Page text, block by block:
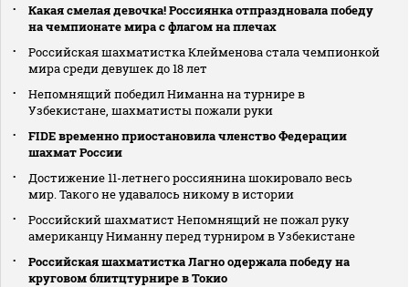
Какая смелая девочка! Россиянка отпраздновала победу
на чемпионате мира с флагом на плечах
Российская шахматистка Клейменова стала чемпионкой
мира среди девушек до 18 лет
Непомнящий победил Ниманна на турнире в
Узбекистане, шахматисты пожали руки
FIDE временно приостановила членство Федерации
шахмат России
Достижение 11-летнего россиянина шокировало весь
мир. Такого не удавалось никому в истории
Российский шахматист Непомнящий не пожал руку
американцу Ниманну перед турниром в Узбекистане
Российская шахматистка Лагно одержала победу на
круговом блитцтурнире в Токио